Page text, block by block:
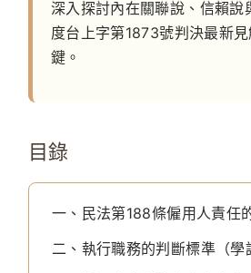
深入探討內在關聯說、信賴說
度台上字第1873號判決最新
鍵。
目錄
一、民法第188條僱用人責任
二、執行職務的判斷標準（學